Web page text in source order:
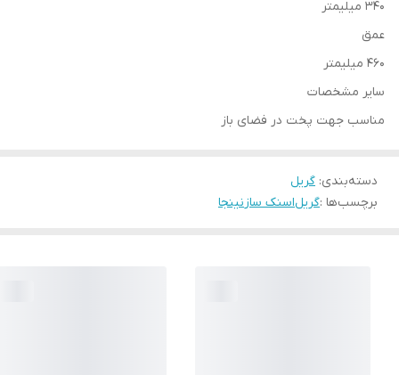
340 میلیمتر
عمق
460 میلیمتر
سایر مشخصات
مناسب جهت پخت در فضای باز
دسته‌بندی: گریل
برچسب‌ها :گریلاسنک سازنینجا